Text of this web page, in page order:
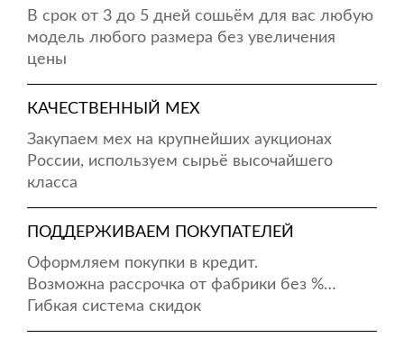
В срок от 3 до 5 дней сошьём для вас любую
модель любого размера без увеличения
цены
КАЧЕСТВЕННЫЙ МЕХ
Закупаем мех на крупнейших аукционах
России, используем сырьё высочайшего
класса
ПОДДЕРЖИВАЕМ ПОКУПАТЕЛЕЙ
Оформляем покупки в кредит.
Возможна рассрочка от фабрики без %…
Гибкая система скидок